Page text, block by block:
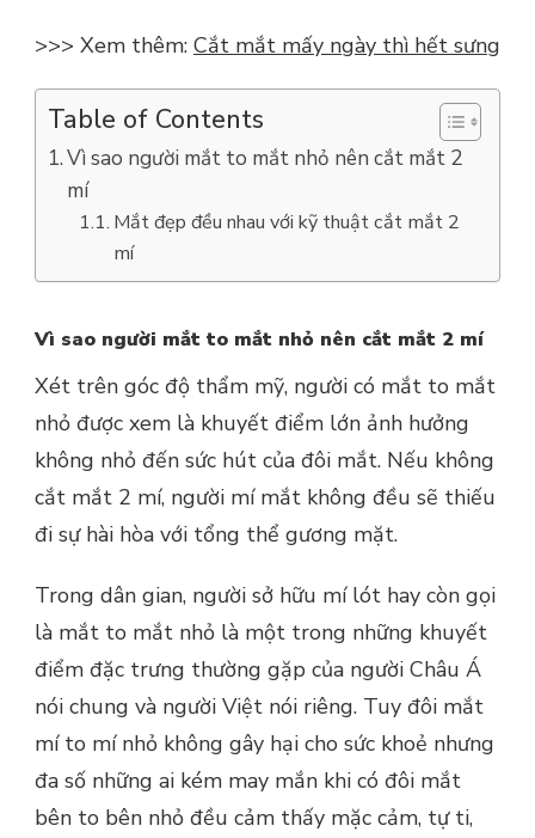
>>> Xem thêm: Cắt mắt mấy ngày thì hết sưng
Table of Contents
Vì sao người mắt to mắt nhỏ nên cắt mắt 2
mí
Mắt đẹp đều nhau với kỹ thuật cắt mắt 2
mí
Vì sao người mắt to mắt nhỏ nên cắt mắt 2 mí
Xét trên góc độ thẩm mỹ, người có mắt to mắt
nhỏ được xem là khuyết điểm lớn ảnh hưởng
không nhỏ đến sức hút của đôi mắt. Nếu không
cắt mắt 2 mí, người mí mắt không đều sẽ thiếu
đi sự hài hòa với tổng thể gương mặt.
Trong dân gian, người sở hữu mí lót hay còn gọi
là mắt to mắt nhỏ là một trong những khuyết
điểm đặc trưng thường gặp của người Châu Á
nói chung và người Việt nói riêng. Tuy đôi mắt
mí to mí nhỏ không gây hại cho sức khoẻ nhưng
đa số những ai kém may mắn khi có đôi mắt
bên to bên nhỏ đều cảm thấy mặc cảm, tự ti,